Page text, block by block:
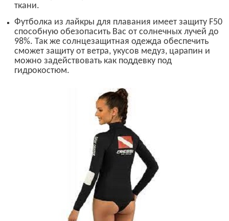
ткани.
Футболка из лайкры для плавания имеет защиту F50
способную обезопасить Вас от солнечных лучей до
98%. Так же солнцезащитная одежда обеспечить
сможет защиту от ветра, укусов медуз, царапин и
можно задействовать как поддевку под
гидрокостюм.